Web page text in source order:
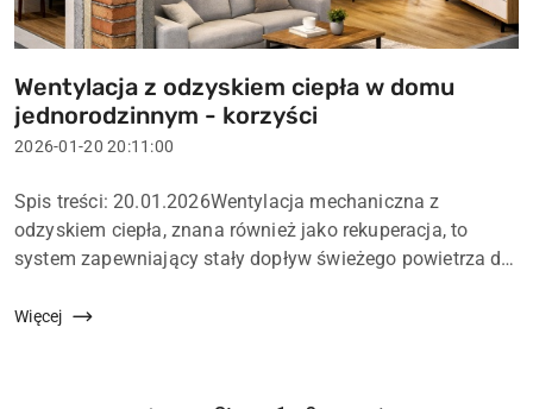
Tytuł
artykułu:
Wentylacja z odzyskiem ciepła w domu
jednorodzinnym - korzyści
Data
2026-01-20 20:11:00
Treść
artykułu:
Spis treści: 20.01.2026Wentylacja mechaniczna z
odzyskiem ciepła, znana również jako rekuperacja, to
system zapewniający stały dopływ świeżego powietrza do
generowanego przez ogrzewanie. W domach jednorodzin...
Więcej